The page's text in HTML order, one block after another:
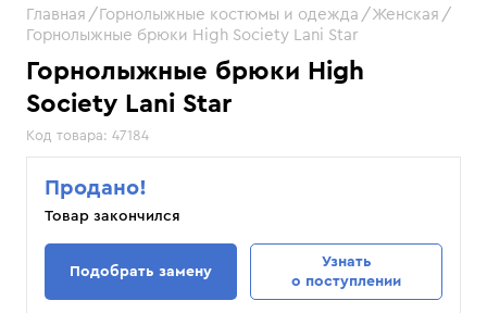
Горнолыжные брюки High
Society Lani Star
Код товара: 47184
Главная Горнолыжные костюмы и одежда
Женская
Горнолыжные брюки High Society Lani Star
Продано!
Товар закончился
Подобрать замену
Узнать
о поступлении